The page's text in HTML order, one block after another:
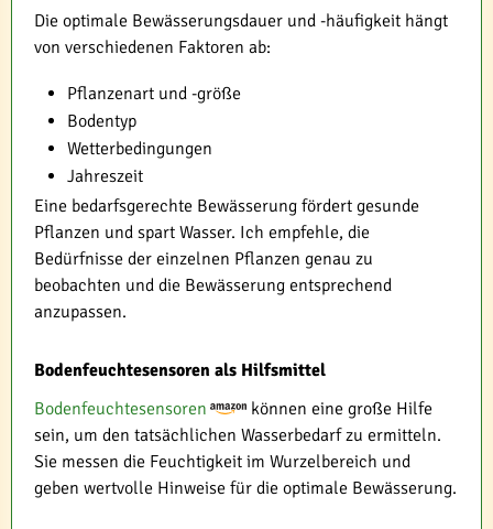
Die optimale Bewässerungsdauer und -häufigkeit hängt
von verschiedenen Faktoren ab:
Pflanzenart und -größe
Bodentyp
Wetterbedingungen
Jahreszeit
Eine bedarfsgerechte Bewässerung fördert gesunde
Pflanzen und spart Wasser. Ich empfehle, die
Bedürfnisse der einzelnen Pflanzen genau zu
beobachten und die Bewässerung entsprechend
anzupassen.
Bodenfeuchtesensoren als Hilfsmittel
Bodenfeuchtesensoren
können eine große Hilfe
sein, um den tatsächlichen Wasserbedarf zu ermitteln.
Sie messen die Feuchtigkeit im Wurzelbereich und
geben wertvolle Hinweise für die optimale Bewässerung.